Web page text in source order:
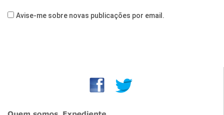
Avise-me sobre novas publicações por email.